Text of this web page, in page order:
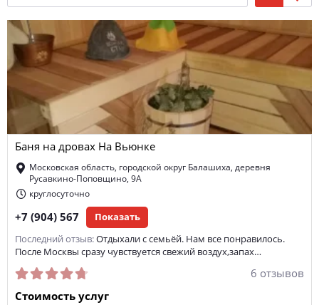
можно со своей едой кальян парная на 10 человек
общественная баня услуга банщика бильярд
парная на 6 человек парная на 8 человек СПА-терапия
камин сауна на выходные обливное ведро
парная на 4 человека парная на 2 человека
сауна на корпоратив парная на 20 человек
гидромассаж парная на 3 человека
инфракрасная парная
настольный теннис парная на 15 человек
Баня на дровах На Вьюнке
Московская область, городской округ Балашиха, деревня
Русавкино-Поповщино, 9А
круглосуточно
+7 (904) 567 Показать
Последний отзыв: Отдыхали с семьёй. Нам все понравилось.
После Москвы сразу чувствуется свежий воздух,запах…
6 отзывов
Стоимость услуг